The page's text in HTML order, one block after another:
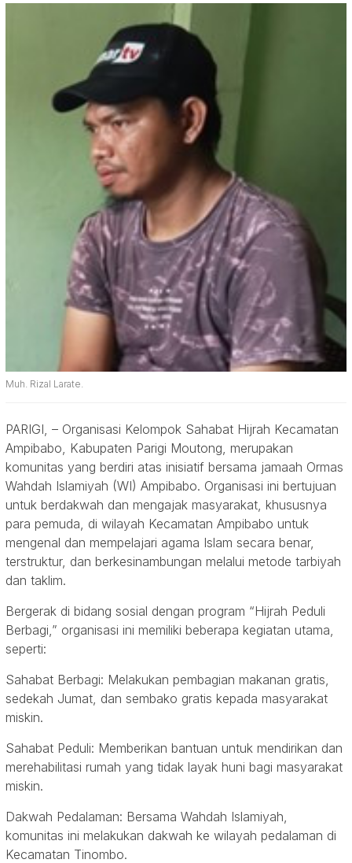
Muh. Rizal Larate.
PARIGI, – Organisasi Kelompok Sahabat Hijrah Kecamatan
Ampibabo, Kabupaten Parigi Moutong, merupakan
komunitas yang berdiri atas inisiatif bersama jamaah Ormas
Wahdah Islamiyah (WI) Ampibabo. Organisasi ini bertujuan
untuk berdakwah dan mengajak masyarakat, khususnya
para pemuda, di wilayah Kecamatan Ampibabo untuk
mengenal dan mempelajari agama Islam secara benar,
terstruktur, dan berkesinambungan melalui metode tarbiyah
dan taklim.
Bergerak di bidang sosial dengan program “Hijrah Peduli
Berbagi,” organisasi ini memiliki beberapa kegiatan utama,
seperti:
Sahabat Berbagi: Melakukan pembagian makanan gratis,
sedekah Jumat, dan sembako gratis kepada masyarakat
miskin.
Sahabat Peduli: Memberikan bantuan untuk mendirikan dan
merehabilitasi rumah yang tidak layak huni bagi masyarakat
miskin.
Dakwah Pedalaman: Bersama Wahdah Islamiyah,
komunitas ini melakukan dakwah ke wilayah pedalaman di
Kecamatan Tinombo.